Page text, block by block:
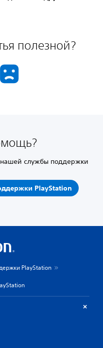
полезной?
службы поддержки
PlayStation
PlayStation